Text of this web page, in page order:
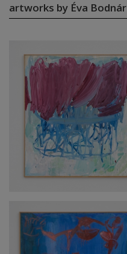
artworks by Éva Bodnár